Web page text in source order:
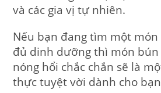
và các gia vị tự nhiên.
Nếu bạn đang tìm một món
đủ dinh dưỡng thì món bún
nóng hổi chắc chắn sẽ là
thực tuyệt vời dành cho